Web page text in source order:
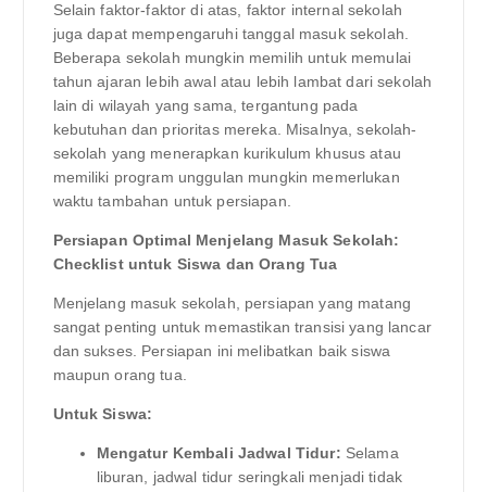
Selain faktor-faktor di atas, faktor internal sekolah
juga dapat mempengaruhi tanggal masuk sekolah.
Beberapa sekolah mungkin memilih untuk memulai
tahun ajaran lebih awal atau lebih lambat dari sekolah
lain di wilayah yang sama, tergantung pada
kebutuhan dan prioritas mereka. Misalnya, sekolah-
sekolah yang menerapkan kurikulum khusus atau
memiliki program unggulan mungkin memerlukan
waktu tambahan untuk persiapan.
Persiapan Optimal Menjelang Masuk Sekolah:
Checklist untuk Siswa dan Orang Tua
Menjelang masuk sekolah, persiapan yang matang
sangat penting untuk memastikan transisi yang lancar
dan sukses. Persiapan ini melibatkan baik siswa
maupun orang tua.
Untuk Siswa:
Mengatur Kembali Jadwal Tidur: Selama
liburan, jadwal tidur seringkali menjadi tidak